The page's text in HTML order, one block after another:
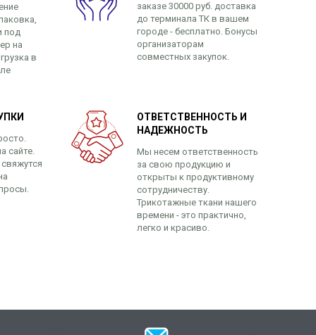
под
на
в
заказе 30000 руб. доставка
до терминала ТК в вашем
городе - бесплатно. Бонусы
организаторам
совместных закупок.
сайте.
ОТВЕТСТВЕННОСТЬ И
НАДЕЖНОСТЬ
Мы несем ответственность
за свою продукцию и
открыты к продуктивному
сотрудничеству.
Трикотажные ткани нашего
времени - это практично,
легко и красиво.